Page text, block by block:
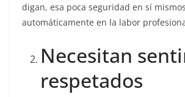
digan, esa poca seguridad en sí
automáticamente en la labor
Necesitan
respetados